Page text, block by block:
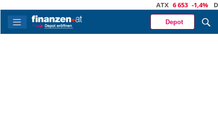
ATX 6 653 -1,4%
Depot